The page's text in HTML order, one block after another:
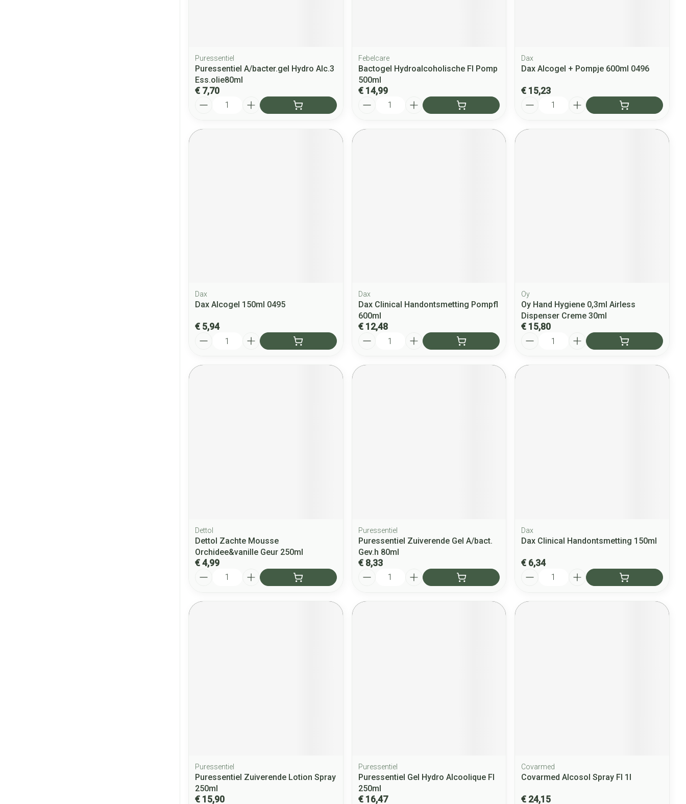
Puressentiel
Puressentiel A/bacter.gel Hydro Alc.3
Ess.olie80ml
€ 7,70
Febelcare
Bactogel Hydroalcoholische Fl Pomp
500ml
€ 14,99
Dax
Dax Alcogel + Pompje 600ml 0496
€ 15,23
Dax
Dax Alcogel 150ml 0495
€ 5,94
Dax
Dax Clinical Handontsmetting Pompfl
600ml
€ 12,48
Oy
Oy Hand Hygiene 0,3ml Airless
Dispenser Creme 30ml
€ 15,80
Dettol
Dettol Zachte Mousse
Orchidee&vanille Geur 250ml
€ 4,99
Puressentiel
Puressentiel Zuiverende Gel A/bact.
Gev.h 80ml
€ 8,33
Dax
Dax Clinical Handontsmetting 150ml
€ 6,34
Puressentiel
Puressentiel Zuiverende Lotion Spray
250ml
€ 15,90
Puressentiel
Puressentiel Gel Hydro Alcoolique Fl
250ml
€ 16,47
Covarmed
Covarmed Alcosol Spray Fl 1l
€ 24,15